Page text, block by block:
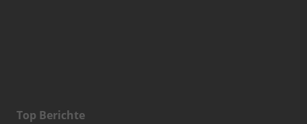
Top Berichte